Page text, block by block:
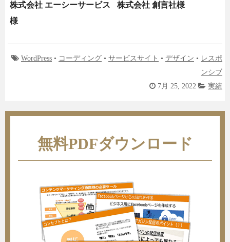
株式会社 エーシーサービス
様
株式会社 創言社様
WordPress • コーディング • サービスサイト • デザイン • レスポ
ンシブ
7月 25, 2022
実績
無料PDFダウンロード